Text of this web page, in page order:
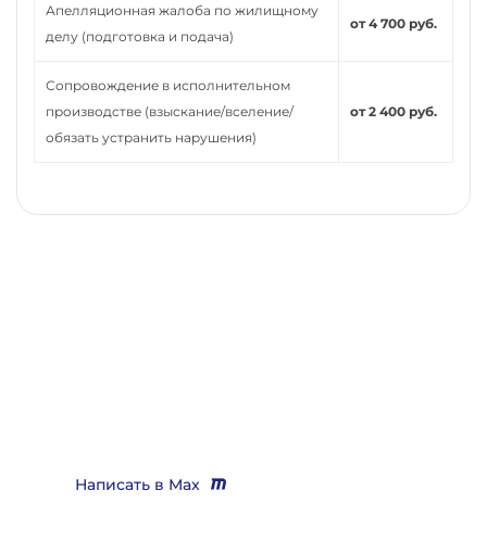
Апелляционная жалоба по жилищному
делу (подготовка и подача)
от 4 700 руб.
Сопровождение в исполнительном
производстве (взыскание/вселение/
обязать устранить нарушения)
от 2 400 руб.
Написать в Max